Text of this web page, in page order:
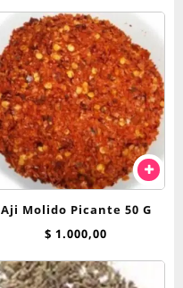
Aji Molido Picante 50 G
$ 1.000,00